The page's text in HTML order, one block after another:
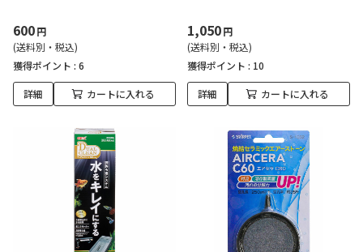
600円
(送料別・税込)
獲得ポイント : 6
詳細 カートに入れる
1,050円
(送料別・税込)
獲得ポイント : 10
詳細 カートに入れる